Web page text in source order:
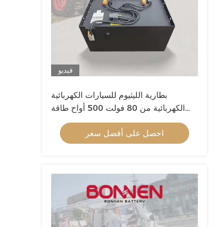
فيديو
بطارية الليثيوم للسيارات الكهربائية
الكهربائية من 80 فولت 500 أواح طاقة
إجمالية 40 كيلوواط خيارات تخصيص
احصل على أفضل سعر